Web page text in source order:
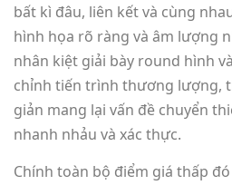
bất kì đâu, liên kết và cùng
hình họa rõ ràng và âm lượng
nhân kiệt giải bày round hình
chỉnh tiến trình thương lượng,
giản mang lại vấn đề chuyển
nhanh nhảu và xác thực.
Chính toàn bộ điểm giá thấp